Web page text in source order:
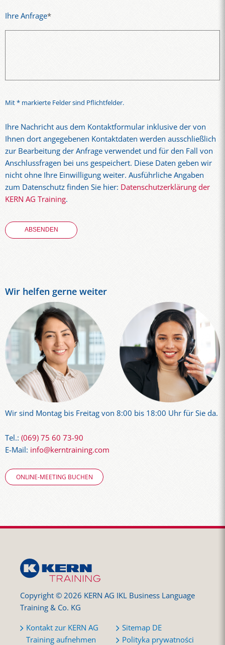
Ihre Anfrage*
Mit * markierte Felder sind Pflichtfelder.
Ihre Nachricht aus dem Kontaktformular inklusive der von
Ihnen dort angegebenen Kontaktdaten werden ausschließlich
zur Bearbeitung der Anfrage verwendet und für den Fall von
Anschlussfragen bei uns gespeichert. Diese Daten geben wir
nicht ohne Ihre Einwilligung weiter. Ausführliche Angaben
zum Datenschutz finden Sie hier: Datenschutzerklärung der
KERN AG Training.
Wir helfen gerne weiter
Wir sind Montag bis Freitag von 8:00 bis 18:00 Uhr für Sie da.
Tel.: (069) 75 60 73-90
E-Mail: info@kerntraining.com
ONLINE-MEETING BUCHEN
Copyright © 2026 KERN AG IKL Business Language
Training & Co. KG
Kontakt zur KERN AG
Training aufnehmen
Sitemap DE
Polityka prywatności